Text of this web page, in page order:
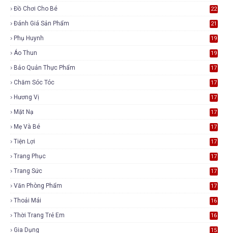
Đồ Chơi Cho Bé 22
Đánh Giá Sản Phẩm 21
Phụ Huynh 19
Áo Thun 19
Bảo Quản Thực Phẩm 17
Chăm Sóc Tóc 17
Hương Vị 17
Mặt Nạ 17
Mẹ Và Bé 17
Tiện Lợi 17
Trang Phục 17
Trang Sức 17
Văn Phòng Phẩm 17
Thoải Mái 16
Thời Trang Trẻ Em 16
Gia Dụng 15